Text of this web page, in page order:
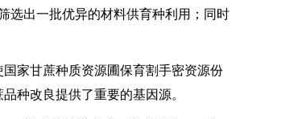
选出一批优异的材料供育种利用；同时
家甘蔗种质资源圃保育割手密资源份
种改良提供了重要的基因源。